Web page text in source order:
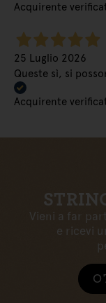
Acquirente
25 Luglio 2026
Queste sì, si
Acquirente
Vieni a far
e ricevi